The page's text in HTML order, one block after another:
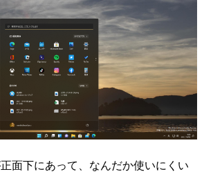
面下にあって、なんだか使いにくい